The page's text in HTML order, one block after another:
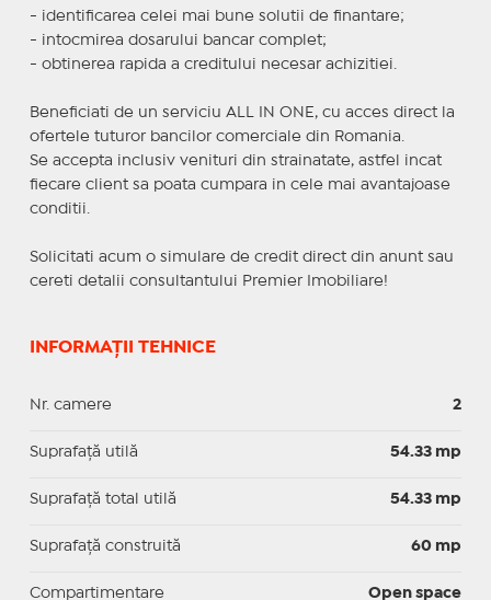
- identificarea celei mai bune solutii de finantare;
- intocmirea dosarului bancar complet;
- obtinerea rapida a creditului necesar achizitiei.
Beneficiati de un serviciu ALL IN ONE, cu acces direct la
ofertele tuturor bancilor comerciale din Romania.
Se accepta inclusiv venituri din strainatate, astfel incat
fiecare client sa poata cumpara in cele mai avantajoase
conditii.
Solicitati acum o simulare de credit direct din anunt sau
cereti detalii consultantului Premier Imobiliare!
INFORMAȚII TEHNICE
Nr. camere 2
Suprafaţă utilă 54.33 mp
Suprafaţă total utilă 54.33 mp
Suprafaţă construită 60 mp
Compartimentare Open space